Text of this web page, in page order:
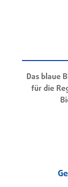
Das blaue
für die